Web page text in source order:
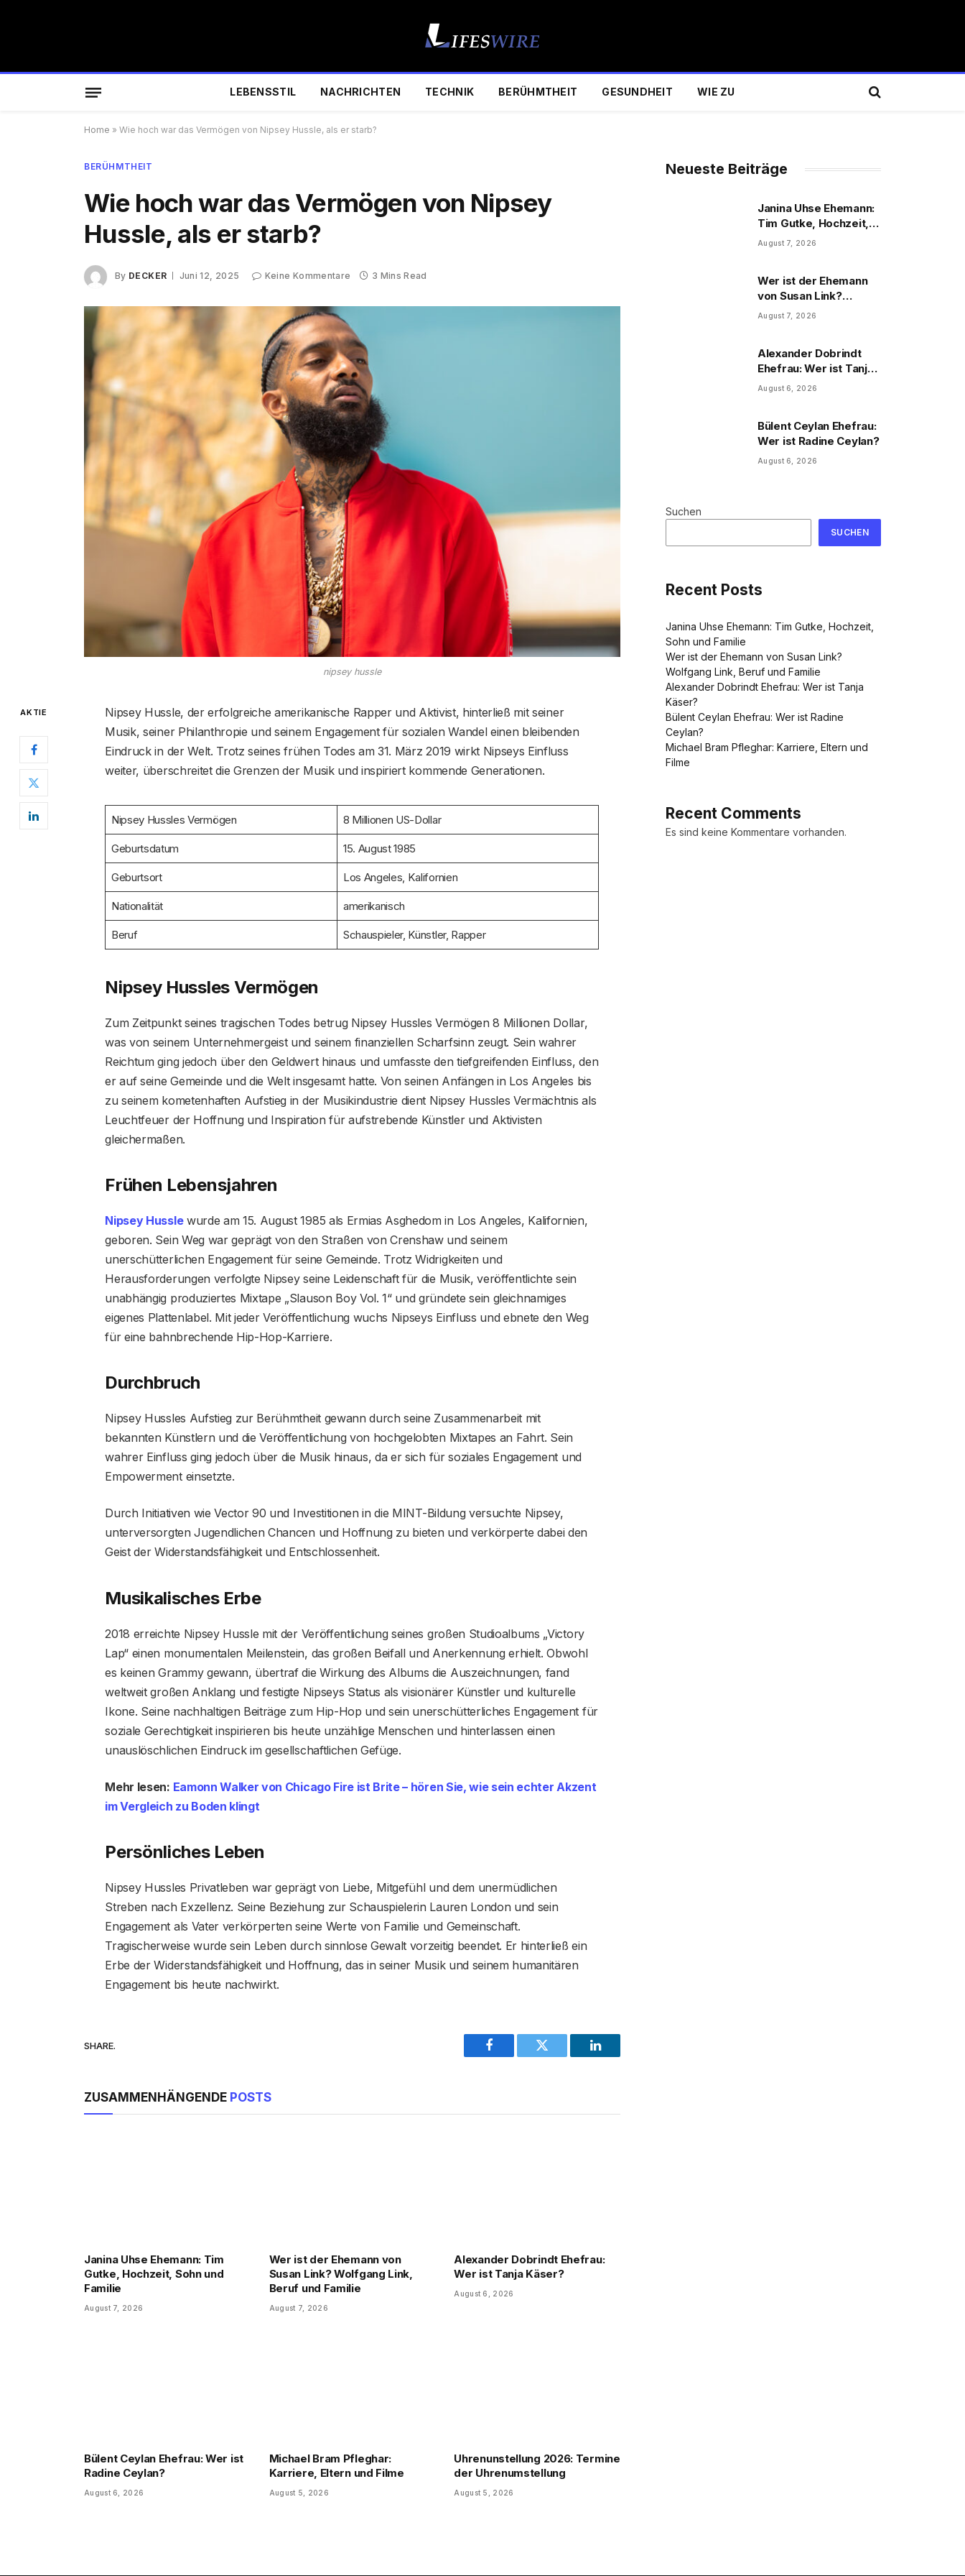
LEBENSSTIL NACHRICHTEN TECHNIK BERÜHMTHEIT GESUNDHEIT WIE ZU
Home » Wie hoch war das Vermögen von Nipsey Hussle, als er starb?
BERÜHMTHEIT
Wie hoch war das Vermögen von Nipsey
Hussle, als er starb?
By DECKER Juni 12, 2025 Keine Kommentare 3 Mins Read
nipsey hussle
AKTIE
Nipsey Hussle, der erfolgreiche amerikanische Rapper und Aktivist, hinterließ mit seiner
Musik, seiner Philanthropie und seinem Engagement für sozialen Wandel einen bleibenden
Eindruck in der Welt. Trotz seines frühen Todes am 31. März 2019 wirkt Nipseys Einfluss
weiter, überschreitet die Grenzen der Musik und inspiriert kommende Generationen.
Nipsey Hussles Vermögen 8 Millionen US-Dollar
Geburtsdatum 15. August 1985
Geburtsort Los Angeles, Kalifornien
Nationalität amerikanisch
Beruf Schauspieler, Künstler, Rapper
Nipsey Hussles Vermögen
Zum Zeitpunkt seines tragischen Todes betrug Nipsey Hussles Vermögen 8 Millionen Dollar,
was von seinem Unternehmergeist und seinem finanziellen Scharfsinn zeugt. Sein wahrer
Reichtum ging jedoch über den Geldwert hinaus und umfasste den tiefgreifenden Einfluss, den
er auf seine Gemeinde und die Welt insgesamt hatte. Von seinen Anfängen in Los Angeles bis
zu seinem kometenhaften Aufstieg in der Musikindustrie dient Nipsey Hussles Vermächtnis als
Leuchtfeuer der Hoffnung und Inspiration für aufstrebende Künstler und Aktivisten
gleichermaßen.
Frühen Lebensjahren
Nipsey Husslewurde am 15. August 1985 als Ermias Asghedom in Los Angeles, Kalifornien,
geboren. Sein Weg war geprägt von den Straßen von Crenshaw und seinem
unerschütterlichen Engagement für seine Gemeinde. Trotz Widrigkeiten und
Herausforderungen verfolgte Nipsey seine Leidenschaft für die Musik, veröffentlichte sein
unabhängig produziertes Mixtape „Slauson Boy Vol. 1“ und gründete sein gleichnamiges
eigenes Plattenlabel. Mit jeder Veröffentlichung wuchs Nipseys Einfluss und ebnete den Weg
für eine bahnbrechende Hip-Hop-Karriere.
Durchbruch
Nipsey Hussles Aufstieg zur Berühmtheit gewann durch seine Zusammenarbeit mit
bekannten Künstlern und die Veröffentlichung von hochgelobten Mixtapes an Fahrt. Sein
wahrer Einfluss ging jedoch über die Musik hinaus, da er sich für soziales Engagement und
Empowerment einsetzte.
Durch Initiativen wie Vector 90 und Investitionen in die MINT-Bildung versuchte Nipsey,
unterversorgten Jugendlichen Chancen und Hoffnung zu bieten und verkörperte dabei den
Geist der Widerstandsfähigkeit und Entschlossenheit.
Musikalisches Erbe
2018 erreichte Nipsey Hussle mit der Veröffentlichung seines großen Studioalbums „Victory
Lap“ einen monumentalen Meilenstein, das großen Beifall und Anerkennung erhielt. Obwohl
es keinen Grammy gewann, übertraf die Wirkung des Albums die Auszeichnungen, fand
weltweit großen Anklang und festigte Nipseys Status als visionärer Künstler und kulturelle
Ikone. Seine nachhaltigen Beiträge zum Hip-Hop und sein unerschütterliches Engagement für
soziale Gerechtigkeit inspirieren bis heute unzählige Menschen und hinterlassen einen
unauslöschlichen Eindruck im gesellschaftlichen Gefüge.
Mehr lesen: Eamonn Walker von Chicago Fire ist Brite – hören Sie, wie sein echter Akzent
im Vergleich zu Boden klingt
Persönliches Leben
Nipsey Hussles Privatleben war geprägt von Liebe, Mitgefühl und dem unermüdlichen
Streben nach Exzellenz. Seine Beziehung zur Schauspielerin Lauren London und sein
Engagement als Vater verkörperten seine Werte von Familie und Gemeinschaft.
Tragischerweise wurde sein Leben durch sinnlose Gewalt vorzeitig beendet. Er hinterließ ein
Erbe der Widerstandsfähigkeit und Hoffnung, das in seiner Musik und seinem humanitären
Engagement bis heute nachwirkt.
SHARE.
Facebook Twitter LinkedIn
ZUSAMMENHÄNGENDE POSTS
Janina Uhse Ehemann: Tim
Gutke, Hochzeit, Sohn und
Familie
August 7, 2026
Wer ist der Ehemann von
Susan Link? Wolfgang Link,
Beruf und Familie
August 7, 2026
Alexander Dobrindt Ehefrau:
Wer ist Tanja Käser?
August 6, 2026
Bülent Ceylan Ehefrau: Wer ist
Radine Ceylan?
August 6, 2026
Michael Bram Pfleghar:
Karriere, Eltern und Filme
August 5, 2026
Uhrenunstellung 2026: Termine
der Uhrenumstellung
August 5, 2026
Neueste Beiträge
Janina Uhse Ehemann:
Tim Gutke, Hochzeit,
Sohn und Familie
August 7, 2026
Wer ist der Ehemann
von Susan Link?
Wolfgang Link, Beruf
August 7, 2026
Alexander Dobrindt
Ehefrau: Wer ist Tanja
Käser?
August 6, 2026
Bülent Ceylan Ehefrau:
Wer ist Radine Ceylan?
August 6, 2026
Suchen
SUCHEN
Recent Posts
Janina Uhse Ehemann: Tim Gutke, Hochzeit,
Sohn und Familie
Wer ist der Ehemann von Susan Link?
Wolfgang Link, Beruf und Familie
Alexander Dobrindt Ehefrau: Wer ist Tanja
Käser?
Bülent Ceylan Ehefrau: Wer ist Radine
Ceylan?
Michael Bram Pfleghar: Karriere, Eltern und
Filme
Recent Comments
Es sind keine Kommentare vorhanden.